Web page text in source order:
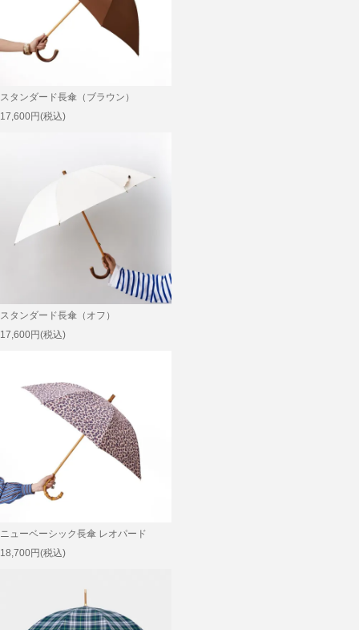
スタンダード長傘（ブラウン）
17,600円(税込)
スタンダード長傘（オフ）
17,600円(税込)
ニューベーシック長傘 レオパード
18,700円(税込)